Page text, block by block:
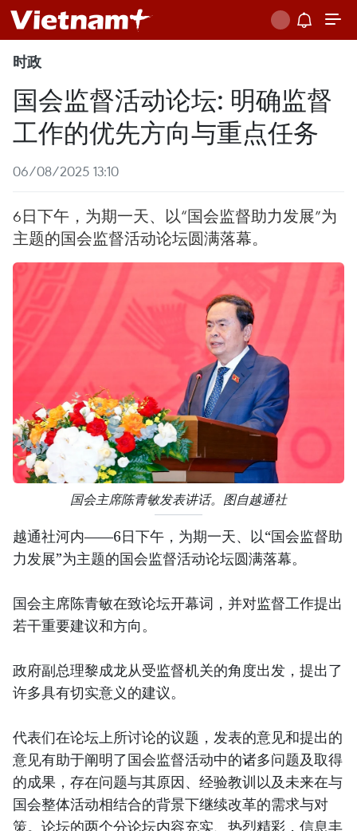
时政
国会监督活动论坛: 明确监督
工作的优先方向与重点任务
06/08/2025 13:10
6日下午，为期一天、以“国会监督助力发展”为
主题的国会监督活动论坛圆满落幕。
国会主席陈青敏发表讲话。图自越通社
越通社河内——6日下午，为期一天、以“国会监督助
力发展”为主题的国会监督活动论坛圆满落幕。
国会主席陈青敏在致论坛开幕词，并对监督工作提出
若干重要建议和方向。
政府副总理黎成龙从受监督机关的角度出发，提出了
许多具有切实意义的建议。
代表们在论坛上所讨论的议题，发表的意见和提出的
意见有助于阐明了国会监督活动中的诸多问题及取得
的成果，存在问题与其原因、经验教训以及未来在与
国会整体活动相结合的背景下继续改革的需求与对
策。论坛的两个分论坛内容充实、热烈精彩，信息丰